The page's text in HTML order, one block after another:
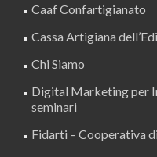
Caaf Confartigianato
Cassa Artigiana
Chi Siamo
Digital Marketing per
seminari
Fidarti – Cooperativa